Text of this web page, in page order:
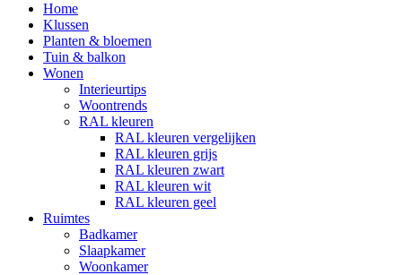
Home
Klussen
Planten & bloemen
Tuin & balkon
Wonen
Interieurtips
Woontrends
RAL kleuren
RAL kleuren vergelijken
RAL kleuren grijs
RAL kleuren zwart
RAL kleuren wit
RAL kleuren geel
Ruimtes
Badkamer
Slaapkamer
Woonkamer